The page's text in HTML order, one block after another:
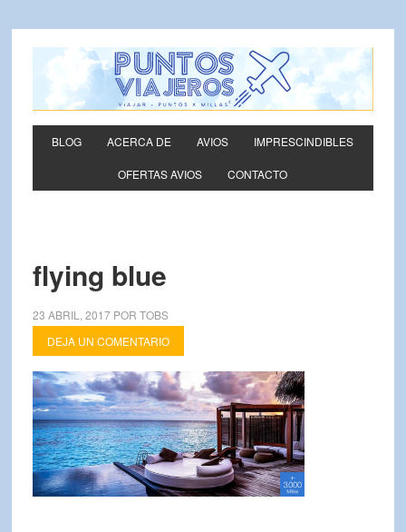
BLOG ACERCA DE AVIOS IMPRESCINDIBLES
OFERTAS AVIOS CONTACTO
flying blue
23 ABRIL, 2017POR TOBS
DEJA UN COMENTARIO